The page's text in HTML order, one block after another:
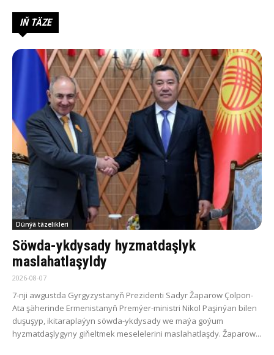
IŇ TÄZE
Dünýä täzelikleri
Söwda-ykdysady hyzmatdaşlyk
maslahatlaşyldy
2026-08-07
7-nji awgustda Gyrgyzystanyň Prezidenti Sadyr Žaparow Çolpon-
Ata şäherinde Ermenistanyň Premýer-ministri Nikol Paşinýan bilen
duşuşyp, ikitaraplaýyn söwda-ykdysady we maýa goýum
hyzmatdaşlygyny giňeltmek meselelerini maslahatlaşdy. Žaparow...